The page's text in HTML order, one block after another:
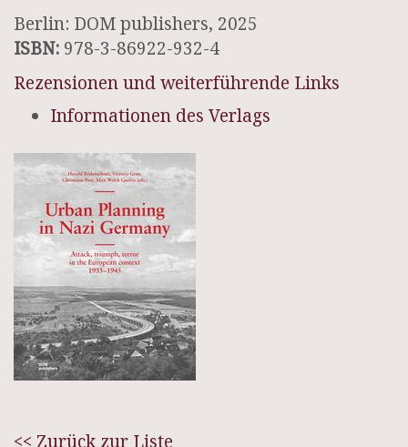
Berlin: DOM publishers, 2025
ISBN: 978-3-86922-932-4
Rezensionen und weiterführende Links
Informationen des Verlags
<< Zurück zur Liste